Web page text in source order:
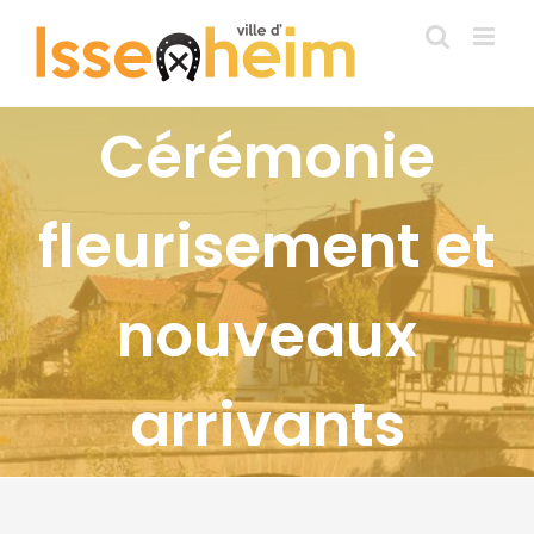
contenu
Cérémonie
fleurisement et
nouveaux
arrivants